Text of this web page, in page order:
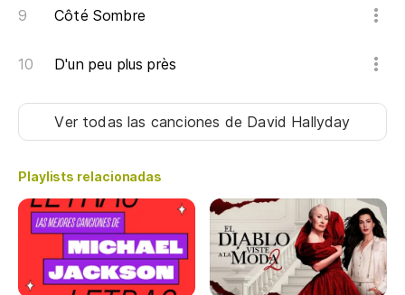
Côté Sombre
D'un peu plus près
Ver todas las canciones de David Hallyday
Playlists relacionadas